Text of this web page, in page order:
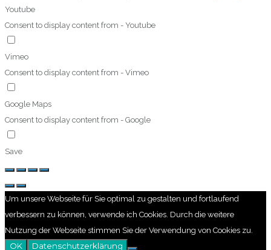
Youtube
Consent to display content from - Youtube
Vimeo
Consent to display content from - Vimeo
Google Maps
Consent to display content from - Google
Save
Um unsere Webseite für Sie optimal zu gestalten und fortlaufend
verbessern zu können, verwende ich Cookies. Durch die weitere
Nutzung der Webseite stimmen Sie der Verwendung von Cookies zu.
OK Datenschutzerklärung